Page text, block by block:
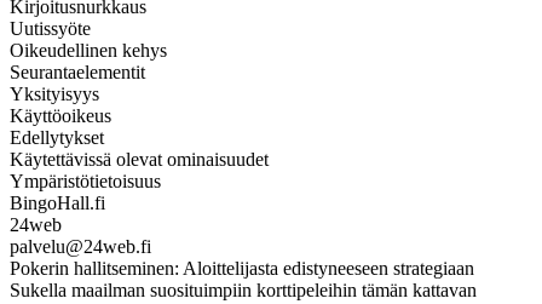
Kirjoitusnurkkaus
Uutissyöte
Oikeudellinen kehys
Seurantaelementit
Yksityisyys
Käyttöoikeus
Edellytykset
Käytettävissä olevat ominaisuudet
Ympäristötietoisuus
BingoHall.fi
24web
palvelu@24web.fi
Pokerin hallitseminen: Aloittelijasta edistyneeseen strategiaan
Sukella maailman suosituimpiin korttipeleihin tämän kattavan